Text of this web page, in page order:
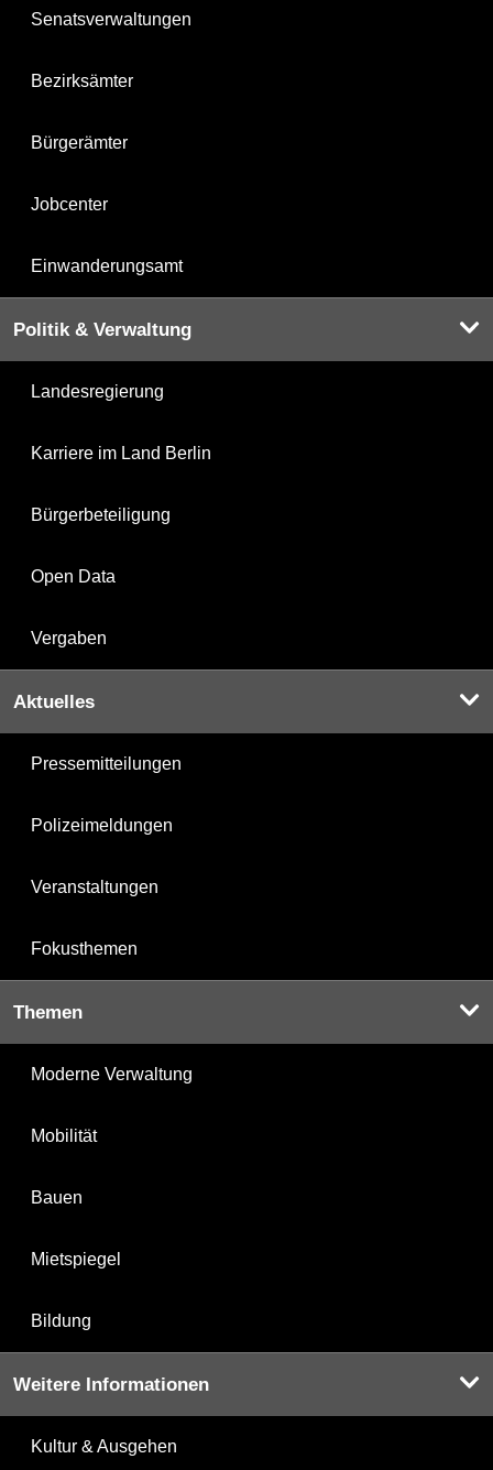
Senatsverwaltungen
Bezirksämter
Bürgerämter
Jobcenter
Einwanderungsamt
Politik & Verwaltung
Landesregierung
Karriere im Land Berlin
Bürgerbeteiligung
Open Data
Vergaben
Aktuelles
Pressemitteilungen
Polizeimeldungen
Veranstaltungen
Fokusthemen
Themen
Moderne Verwaltung
Mobilität
Bauen
Mietspiegel
Bildung
Weitere Informationen
Kultur & Ausgehen